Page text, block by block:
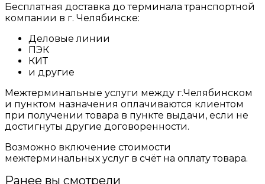
Бесплатная доставка до терминала транспортной
компании в г. Челябинске:
Деловые линии
ПЭК
КИТ
и другие
Межтерминальные услуги между г.Челябинском
и пунктом назначения оплачиваются клиентом
при получении товара в пункте выдачи, если не
достигнуты другие договоренности.
Возможно включение стоимости
межтерминальных услуг в счёт на оплату товара.
Ранее вы смотрели